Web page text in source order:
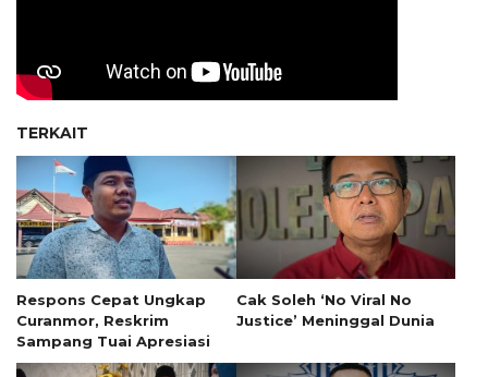
TERKAIT
Respons Cepat Ungkap
Curanmor, Reskrim
Sampang Tuai Apresiasi
Cak Soleh ‘No Viral No
Justice’ Meninggal Dunia